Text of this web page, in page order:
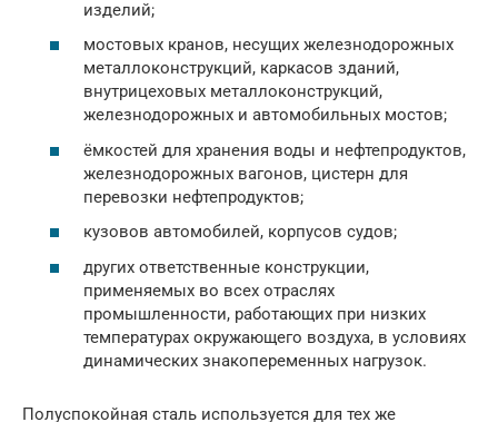
изделий;
мостовых кранов, несущих железнодорожных
металлоконструкций, каркасов зданий,
внутрицеховых металлоконструкций,
железнодорожных и автомобильных мостов;
ёмкостей для хранения воды и нефтепродуктов,
железнодорожных вагонов, цистерн для
перевозки нефтепродуктов;
кузовов автомобилей, корпусов судов;
других ответственные конструкции,
применяемых во всех отраслях
промышленности, работающих при низких
температурах окружающего воздуха, в условиях
динамических знакопеременных нагрузок.
Полуспокойная сталь используется для тех же